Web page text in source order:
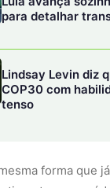
e
recentes do
novamente o
Nações Unidas
Fome.